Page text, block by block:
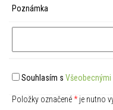
Poznámka
Souhlasím s
Položky označené*je nutno